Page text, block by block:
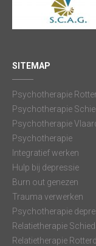
SITEMAP
Psychotherapie
Psychotherapie
Psychotherapie
Psychotherapie
Integratief werken
Hulp bij depressie
Burn out genezen
Trauma verwerken
Psychotherapie
Relatietherapie
Relatietherapie